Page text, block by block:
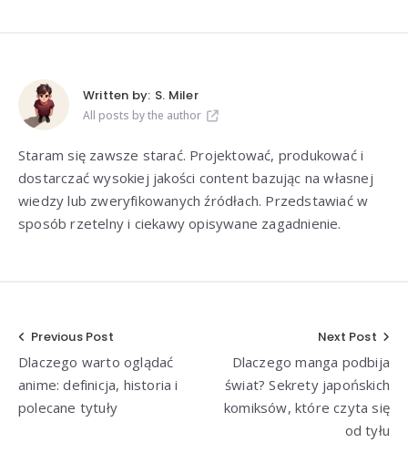
Written by: S. Miler
All posts by the author
Staram się zawsze starać. Projektować, produkować i
dostarczać wysokiej jakości content bazując na własnej
wiedzy lub zweryfikowanych źródłach. Przedstawiać w
sposób rzetelny i ciekawy opisywane zagadnienie.
Nawigacja
wpisu
Previous Post
Dlaczego warto oglądać
anime: definicja, historia i
polecane tytuły
Next Post
Dlaczego manga podbija
świat? Sekrety japońskich
komiksów, które czyta się
od tyłu